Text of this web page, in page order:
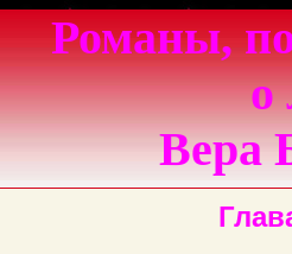
Романы,
о
Вера